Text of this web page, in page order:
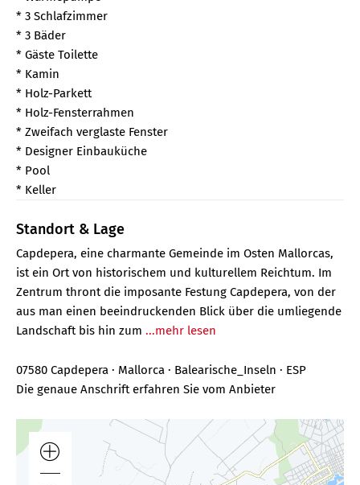
* 3 Schlafzimmer
* 3 Bäder
* Gäste Toilette
* Kamin
* Holz-Parkett
* Holz-Fensterrahmen
* Zweifach verglaste Fenster
* Designer Einbauküche
* Pool
* Keller
Standort & Lage
Capdepera, eine charmante Gemeinde im Osten Mallorcas,
ist ein Ort von historischem und kulturellem Reichtum. Im
Zentrum thront die imposante Festung Capdepera, von der
aus man einen beeindruckenden Blick über die umliegende
Landschaft bis hin zum ...mehr lesen
07580 Capdepera · Mallorca · Balearische_Inseln · ESP
Die genaue Anschrift erfahren Sie vom Anbieter